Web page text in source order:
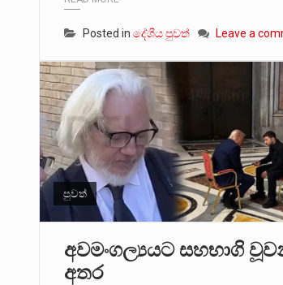
Posted in දේශීය පුවත් Leave a
පුවත්
අවමංගල්‍යයට සහභාගි
අතර